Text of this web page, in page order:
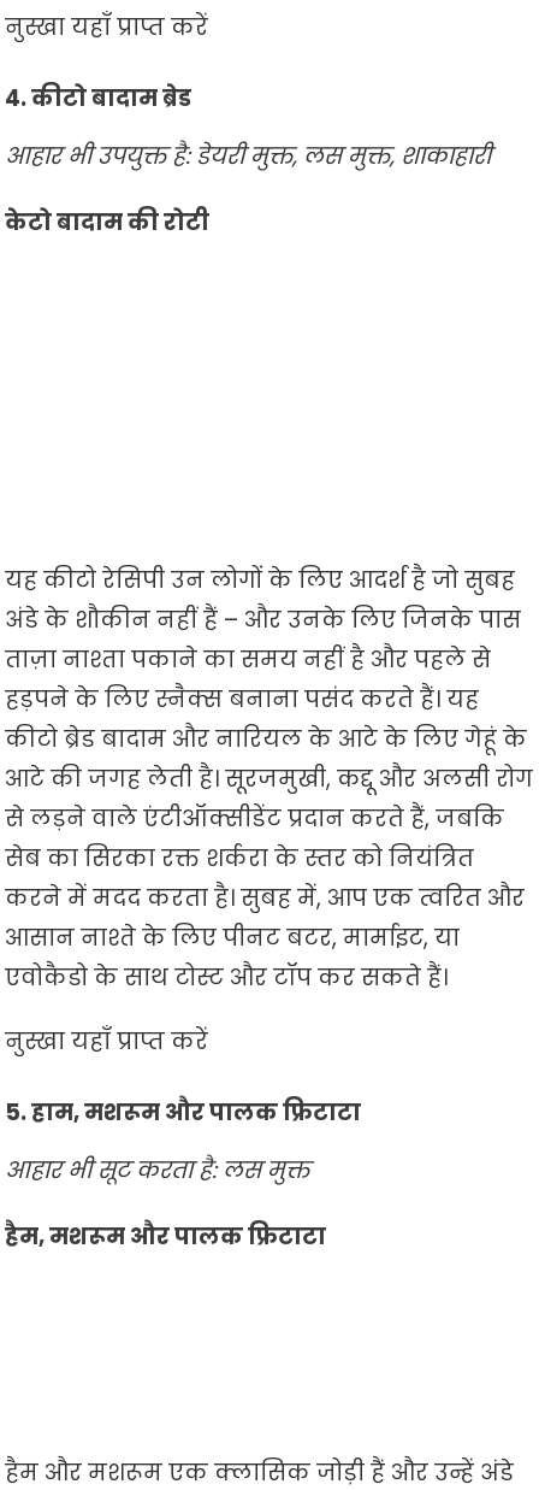
नुस्खा यहाँ प्राप्त करें
4. कीटो बादाम ब्रेड
आहार भी उपयुक्त है: डेयरी मुक्त, लस मुक्त, शाकाहारी
केटो बादाम की रोटी
यह कीटो रेसिपी उन लोगों के लिए आदर्श है जो सुबह
अंडे के शौकीन नहीं हैं – और उनके लिए जिनके पास
ताज़ा नाश्ता पकाने का समय नहीं है और पहले से
हड़पने के लिए स्नैक्स बनाना पसंद करते हैं। यह
कीटो ब्रेड बादाम और नारियल के आटे के लिए गेहूं के
आटे की जगह लेती है। सूरजमुखी, कद्दू और अलसी रोग
से लड़ने वाले एंटीऑक्सीडेंट प्रदान करते हैं, जबकि
सेब का सिरका रक्त शर्करा के स्तर को नियंत्रित
करने में मदद करता है। सुबह में, आप एक त्वरित और
आसान नाश्ते के लिए पीनट बटर, मार्माइट, या
एवोकैडो के साथ टोस्ट और टॉप कर सकते हैं।
नुस्खा यहाँ प्राप्त करें
5. हाम, मशरूम और पालक फ्रिटाटा
आहार भी सूट करता है: लस मुक्त
हैम, मशरूम और पालक फ्रिटाटा
हैम और मशरूम एक क्लासिक जोड़ी हैं और उन्हें अंडे